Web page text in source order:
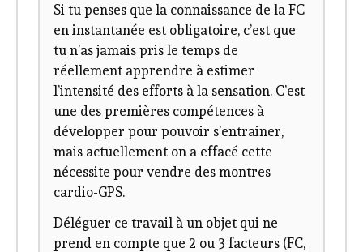
Si tu penses que la connaissance de la FC
en instantanée est obligatoire, c’est que
tu n’as jamais pris le temps de
réellement apprendre à estimer
l’intensité des efforts à la sensation. C’est
une des premières compétences à
développer pour pouvoir s’entrainer,
mais actuellement on a effacé cette
nécessite pour vendre des montres
cardio-GPS.
Déléguer ce travail à un objet qui ne
prend en compte que 2 ou 3 facteurs (FC,